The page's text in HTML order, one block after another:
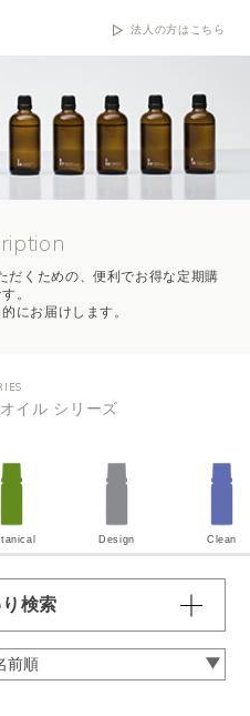
法人の方はこちら
だくための、便利でお得な定期購
。
にお届けします。
イル シリーズ
Design Clean
検索
一つお選びください